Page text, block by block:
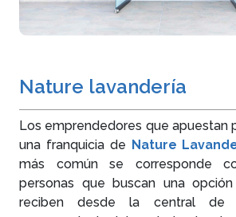
Nature lavandería
Los emprendedores que apuestan
una franquicia de Nature
más común se corresponde
personas que buscan una
reciben desde la central de